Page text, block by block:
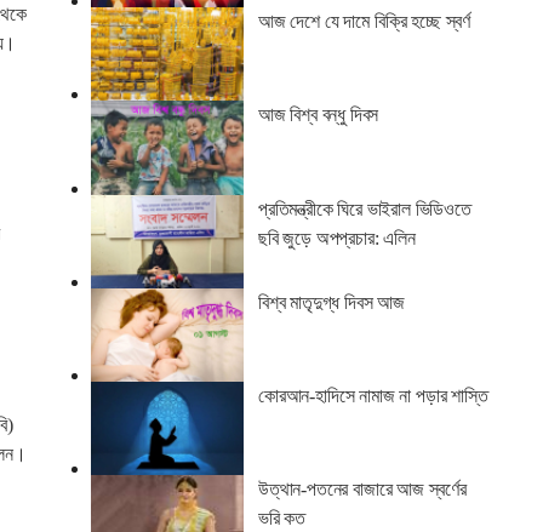
আজ দেশে যে দামে বিক্রি হচ্ছে স্বর্ণ
আজ বিশ্ব বন্ধু দিবস
প্রতিমন্ত্রীকে ঘিরে ভাইরাল ভিডিওতে
ছবি জুড়ে অপপ্রচার: এলিন
বিশ্ব মাতৃদুগ্ধ দিবস আজ
কোরআন-হাদিসে নামাজ না পড়ার শাস্তি
উত্থান-পতনের বাজারে আজ স্বর্ণের
ভরি কত